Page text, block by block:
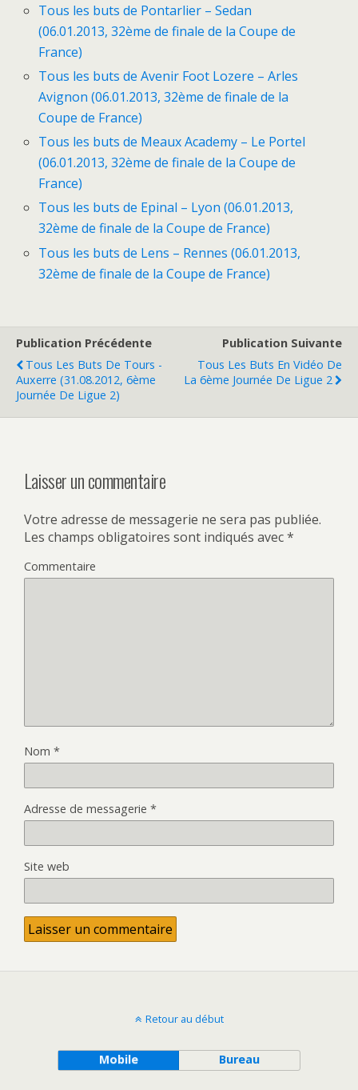
Tous les buts de Pontarlier – Sedan
(06.01.2013, 32ème de finale de la Coupe de
France)
Tous les buts de Avenir Foot Lozere – Arles
Avignon (06.01.2013, 32ème de finale de la
Coupe de France)
Tous les buts de Meaux Academy – Le Portel
(06.01.2013, 32ème de finale de la Coupe de
France)
Tous les buts de Epinal – Lyon (06.01.2013,
32ème de finale de la Coupe de France)
Tous les buts de Lens – Rennes (06.01.2013,
32ème de finale de la Coupe de France)
Publication Précédente
Tous Les Buts De Tours -
Auxerre (31.08.2012, 6ème
Journée De Ligue 2)
Publication Suivante
Tous Les Buts En Vidéo De
La 6ème Journée De Ligue 2
Laisser un commentaire
Votre adresse de messagerie ne sera pas publiée.
Les champs obligatoires sont indiqués avec*
Commentaire
Nom *
Adresse de messagerie *
Site web
Retour au début
Mobile Bureau